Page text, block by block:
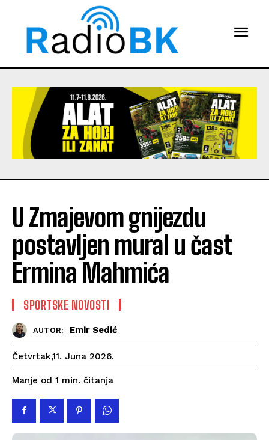
U Zmajevom gnijezdu
postavljen mural u čast
Ermina Mahmića
SPORTSKE NOVOSTI
AUTOR: Emir Sedić
Četvrtak,11. Juna 2026.
Manje od 1 min. čitanja